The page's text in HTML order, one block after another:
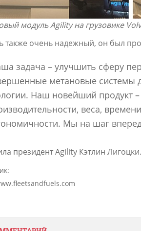
модуль Agility на грузовике
также очень надежный, он был
задача – улучшить сферу
метановые системы
Наш новейший продукт
веса,
Мы на шаг
президент Agility Кэтлин Лигоцки.